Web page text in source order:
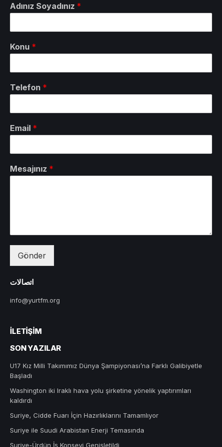
Adınız Soyadınız *
Konu *
Telefon *
Email *
Mesajınız *
Gönder
اتصالات
info@yurtfm.org
İLETIŞIM
SON YAZILAR
U17 Kız Milli Takımımız Dünya Şampiyonası’na Farklı Galibiyetle
Başladı
Washington iki Iraklı hava yolu şirketine yönelik yaptırımları
kaldırdı
Suriye, Cidde Fuarı İçin Hazırlıklarını Tamamlıyor
Suriye ile Suudi Arabistan Enerji Temasında
Suriye-Ürdün İş Konseyi Genişletildi